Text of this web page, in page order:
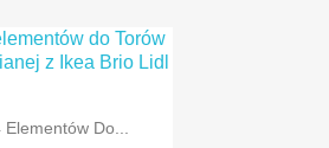
podgląd
Do...